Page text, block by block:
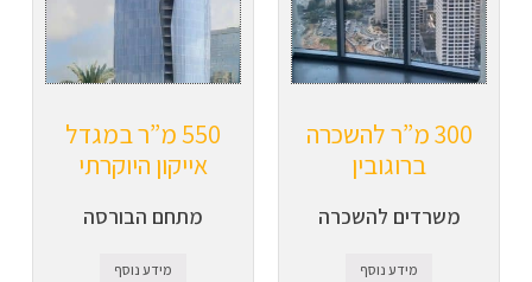
300 מ”ר להשכרה
ברוגובין
משרדים להשכרה
מידע נוסף
550 מ”ר במגדל
אייקון היוקרתי
מתחם הבורסה
מידע נוסף